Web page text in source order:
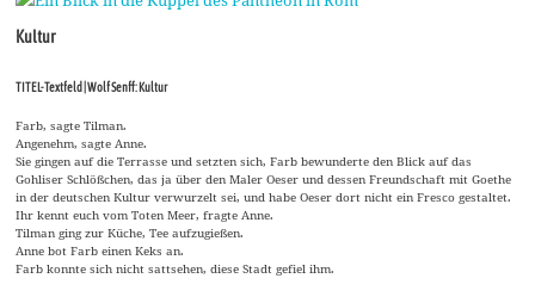
Kultur
TITEL-Textfeld | Wolf Senff: Kultur
Farb, sagte Tilman.
Angenehm, sagte Anne.
Sie gingen auf die Terrasse und setzten sich, Farb bewunderte den Blick auf das
Gohliser Schlößchen, das ja über den Maler Oeser und dessen Freundschaft mit Goethe
in der deutschen Kultur verwurzelt sei, und habe Oeser dort nicht ein Fresco gestaltet.
Ihr kennt euch vom Toten Meer, fragte Anne.
Tilman ging zur Küche, Tee aufzugießen.
Anne bot Farb einen Keks an.
Farb konnte sich nicht sattsehen, diese Stadt gefiel ihm.